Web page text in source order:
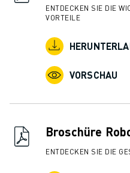
ENTDECKEN SIE DIE
VORTEILE
VORSCHAU
Broschüre
ENTDECKEN SIE DIE